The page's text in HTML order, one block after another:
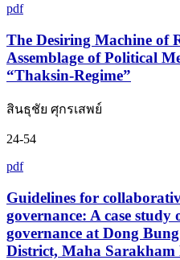
pdf
The Desiring Machine of
Assemblage of Political
“Thaksin-Regime”
สินธุชัย ศุกรเสพย์
24-54
pdf
Guidelines for
governance: A case
governance at Dong
District, Maha Sarakham